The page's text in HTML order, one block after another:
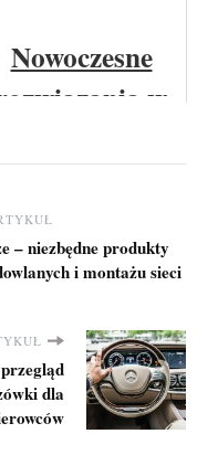
które pokochasz
układzie
wydechowym
Nowoczesne
w
– niezbędne produkty
i montażu sieci
dla